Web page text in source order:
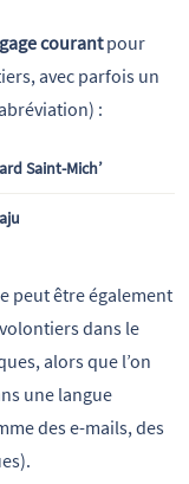
courantpour
avec parfois un
:
Saint-Mich’
peut être également
dans le
alors que l’on
une langue
des e-mails, des